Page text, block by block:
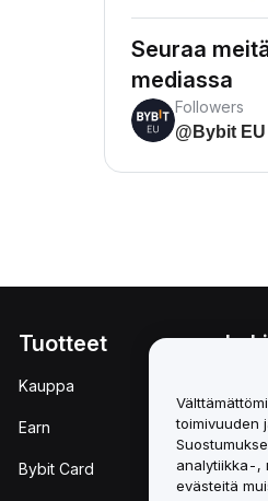
Seuraa
mediassa
Followers
@Bybit EU
Tuotteet
Kauppa
Earn
Bybit Card
toimivuuden
analytiikka-,
evästeitä